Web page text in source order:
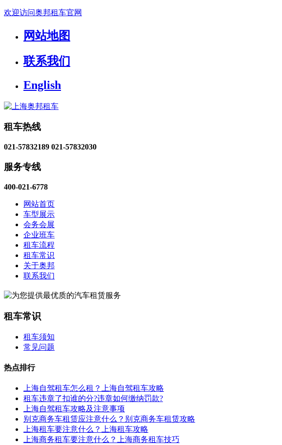
欢迎访问奥邦租车官网
网站地图
联系我们
English
租车热线
021-57832189 021-57832030
服务专线
400-021-6778
网站首页
车型展示
会务会展
企业班车
租车流程
租车常识
关于奥邦
联系我们
租车常识
租车须知
常见问题
热点排行
上海自驾租车怎么租？上海自驾租车攻略
租车违章了扣谁的分?违章如何缴纳罚款?
上海自驾租车攻略及注意事项
别克商务车租赁应注意什么？别克商务车租赁攻略
上海租车要注意什么？上海租车攻略
上海商务租车要注意什么？上海商务租车技巧